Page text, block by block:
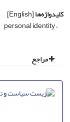
کلیدواژه‌ها[English]
personal identity
مراجع